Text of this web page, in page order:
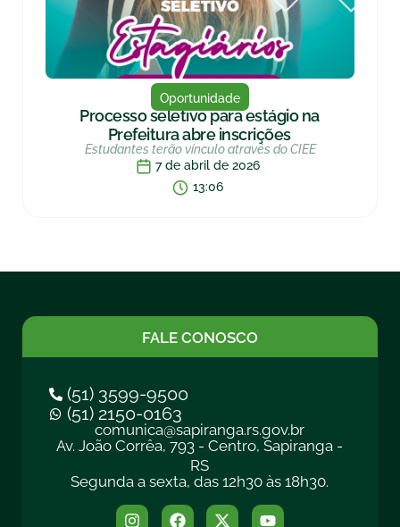
Oportunidade
Processo seletivo para estágio na
Prefeitura abre inscrições
Estudantes terão vínculo através do CIEE
7 de abril de 2026
13:06
FALE CONOSCO
(51) 3599-9500
(51) 2150-0163
comunica@sapiranga.rs.gov.br
Av. João Corrêa, 793 - Centro, Sapiranga -
RS
Segunda a sexta, das 12h30 às 18h30.